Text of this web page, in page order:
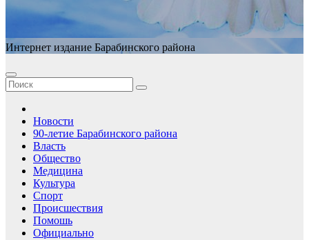
Интернет издание Барабинского района
Новости
90-летие Барабинского района
Власть
Общество
Медицина
Культура
Спорт
Происшествия
Помошь
Официально